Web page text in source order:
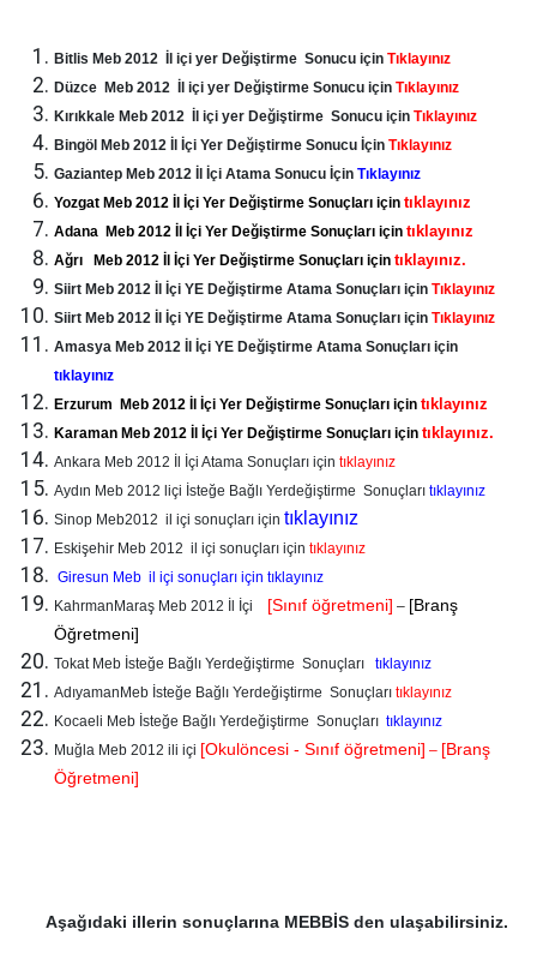
Bitlis Meb 2012 İl içi yer Değiştirme Sonucu için Tıklayınız
Düzce Meb 2012 İl içi yer Değiştirme Sonucu için Tıklayınız
Kırıkkale Meb 2012 İl içi yer Değiştirme Sonucu için Tıklayınız
Bingöl Meb 2012 İl İçi Yer Değiştirme Sonucu İçin Tıklayınız
Gaziantep Meb 2012 İl İçi Atama Sonucu İçin Tıklayınız
Yozgat Meb 2012 İl İçi Yer Değiştirme Sonuçları için tıklayınız
Adana Meb 2012 İl İçi Yer Değiştirme Sonuçları için tıklayınız
Ağrı Meb 2012 İl İçi Yer Değiştirme Sonuçları için tıklayınız.
Siirt Meb 2012 İl İçi YE Değiştirme Atama Sonuçları için Tıklayınız
Siirt Meb 2012 İl İçi YE Değiştirme Atama Sonuçları için Tıklayınız
Amasya Meb 2012 İl İçi YE Değiştirme Atama Sonuçları için
tıklayınız
Erzurum Meb 2012 İl İçi Yer Değiştirme Sonuçları için tıklayınız
Karaman Meb 2012 İl İçi Yer Değiştirme Sonuçları için tıklayınız.
Ankara Meb 2012 İl İçi Atama Sonuçları için tıklayınız
Aydın Meb 2012 liçi İsteğe Bağlı Yerdeğiştirme Sonuçları tıklayınız
Sinop Meb2012 il içi sonuçları için tıklayınız
Eskişehir Meb 2012 il içi sonuçları için tıklayınız
Giresun Meb il içi sonuçları için tıklayınız
KahrmanMaraş Meb 2012 İl İçi
[Sınıf öğretmeni] – [Branş
Öğretmeni]
Tokat Meb İsteğe Bağlı Yerdeğiştirme Sonuçları
tıklayınız
AdıyamanMeb İsteğe Bağlı Yerdeğiştirme Sonuçları tıklayınız
Kocaeli Meb İsteğe Bağlı Yerdeğiştirme Sonuçları tıklayınız
Muğla Meb 2012 ili içi [Okulöncesi - Sınıf öğretmeni] – [Branş
Öğretmeni]
Aşağıdaki illerin sonuçlarına MEBBİS den ulaşabilirsiniz.